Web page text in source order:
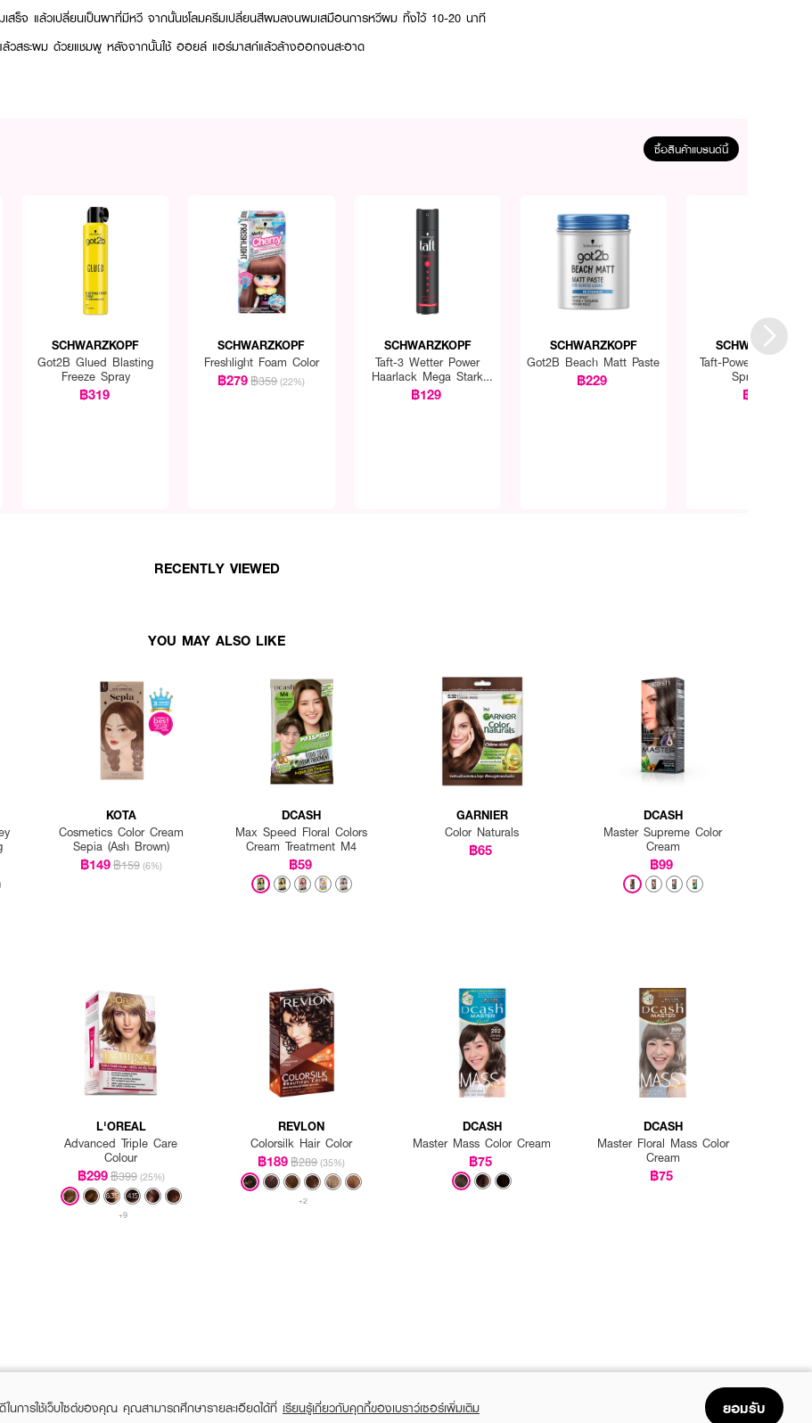
สร็จ แล้วเปลี่ยนเป็นผาที่มีหวี จากนั้นชโลมครีมเปลี่ยนสีผมลงนผมเสมือนการหวีผม ทิ้งไว้ 10-20 นาที
ล้วสระผม ด้วยแชมพู หลังจากนั้นใช้ ออยล์ แอร์มาสก์แล้วล้างออกจนสะอาด
ซื้อสินค้าแบรนด์นี้
SCHWARZKOPF
Got2B Glued Blasting
Freeze Spray
฿319
SCHWARZKOPF
Freshlight Foam Color
฿279฿359 (22%)
SCHWARZKOPF
Taft-3 Wetter Power
Haarlack Mega Stark
Spray (Strong)
฿129
SCHWARZKOPF
Got2B Beach Matt Paste
฿229
SCHWARZKOPF
Taft-Power Mega
Spray Gas
฿259
RECENTLY VIEWED
YOU MAY ALSO LIKE
KOTA
Cosmetics Color Cream
Sepia (Ash Brown)
฿149฿159 (6%)
DCASH
Max Speed Floral Colors
Cream Treatment M4
฿59
GARNIER
Color Naturals
฿65
DCASH
Master Supreme Color
Cream
฿99
L'OREAL
Advanced Triple Care
Colour
฿299฿399 (25%)
+9
REVLON
Colorsilk Hair Color
฿189฿289 (35%)
+2
DCASH
Master Mass Color Cream
฿75
DCASH
Master Floral Mass Color
Cream
฿75
นการใช้เว็บไซต์ของคุณ คุณสามารถศึกษารายละเอียดได้ที่ เรียนรู้เกี่ยวกับคุกกี้ของเบราว์เซอร์เพิ่มเติม ยอมรับ